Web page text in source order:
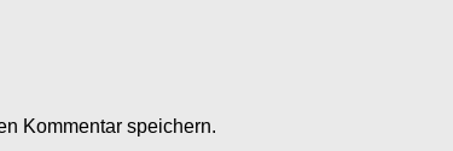
Kommentar speichern.